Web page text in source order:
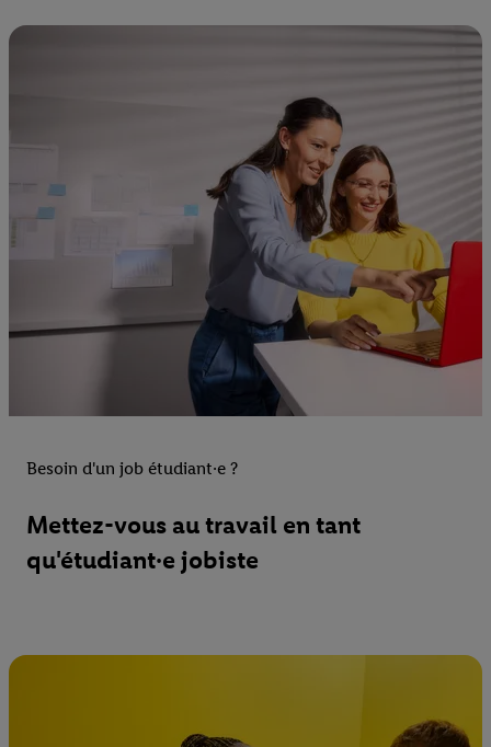
Besoin d'un job étudiant·e ?
Mettez-vous au travail en tant
qu'étudiant·e jobiste